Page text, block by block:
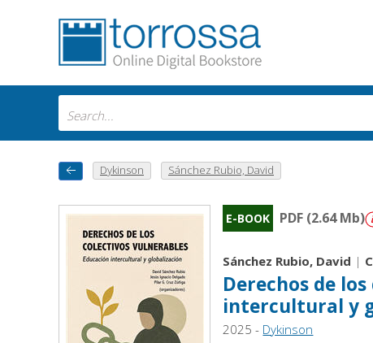
Dykinson Sánchez Rubio, David
E-BOOK PDF (2.64 Mb)
Sánchez Rubio, David |
Derechos de
intercultural y
2025 - Dykinson